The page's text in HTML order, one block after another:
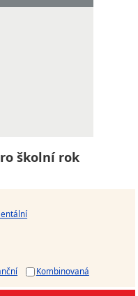
školní rok
Kombinovaná